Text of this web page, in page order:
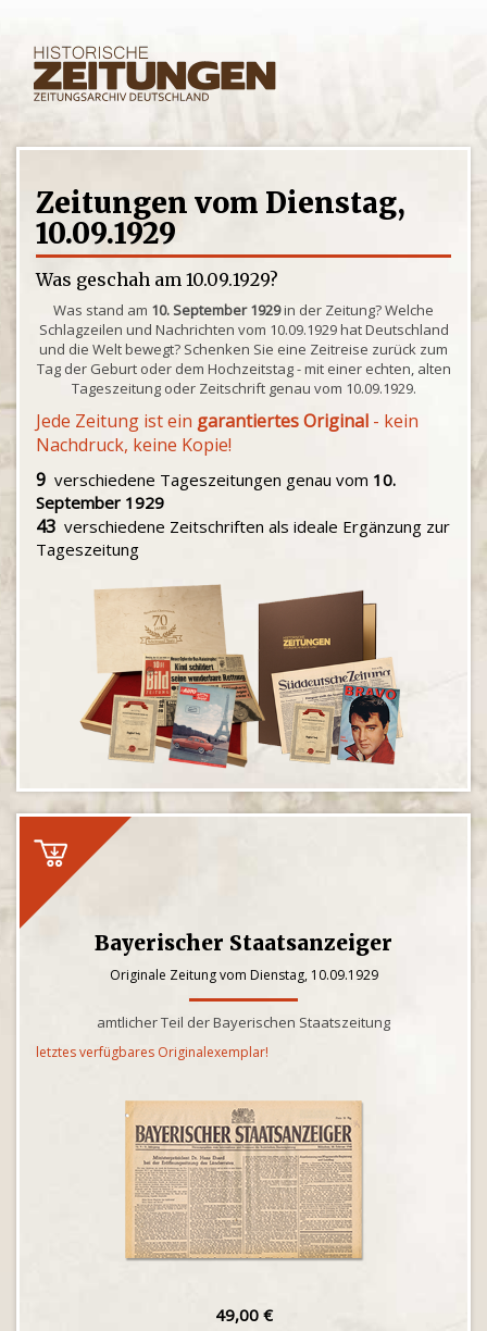
Zeitungen vom Dienstag,
10.09.1929
Was geschah am 10.09.1929?
Was stand am 10. September 1929in der Zeitung? Welche
Schlagzeilen und Nachrichten vom 10.09.1929 hat Deutschland
und die Welt bewegt? Schenken Sie eine Zeitreise zurück zum
Tag der Geburt oder dem Hochzeitstag - mit einer echten, alten
Tageszeitung oder Zeitschrift genau vom 10.09.1929.
Jede Zeitung ist ein garantiertes Original - kein
Nachdruck, keine Kopie!
9 verschiedene Tageszeitungen genau vom 10.
September 1929
43 verschiedene Zeitschriften als ideale Ergänzung zur
Tageszeitung
Bayerischer Staatsanzeiger
Originale Zeitung vom Dienstag, 10.09.1929
amtlicher Teil der Bayerischen Staatszeitung
letztes verfügbares Originalexemplar!
49,00 €